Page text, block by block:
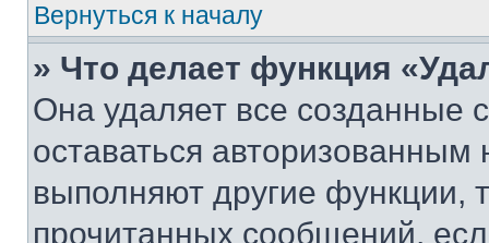
Вернуться к началу
» Что делает функция
Она удаляет все созданные
оставаться
выполняют другие функции,
прочитанных сообщений,